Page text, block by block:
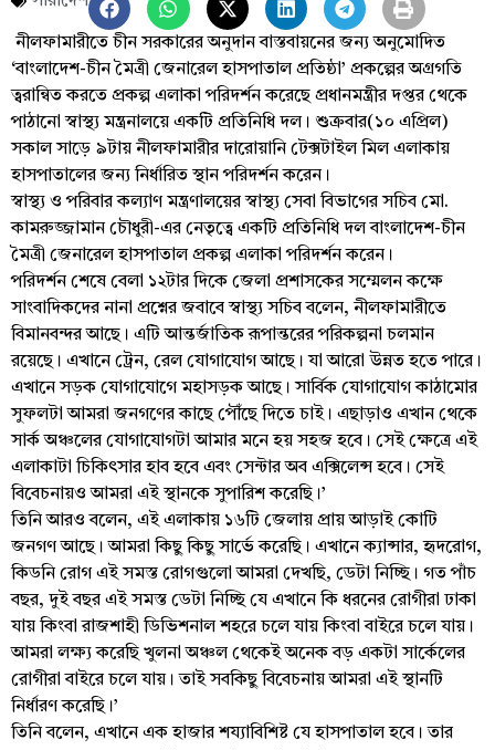
নীলফামারীতে চীন সরকারের অনুদান বাস্তবায়নের জন্য অনুমোদিত
‘বাংলাদেশ-চীন মৈত্রী জেনারেল হাসপাতাল প্রতিষ্ঠা’ প্রকল্পের অগ্রগতি
ত্বরান্বিত করতে প্রকল্প এলাকা পরিদর্শন করেছে প্রধানমন্ত্রীর দপ্তর থেকে
পাঠানো স্বাস্থ্য মন্ত্রনালয়ে একটি প্রতিনিধি দল। শুক্রবার(১০ এপ্রিল)
সকাল সাড়ে ৯টায় নীলফামারীর দারোয়ানি টেক্সটাইল মিল এলাকায়
হাসপাতালের জন্য নির্ধারিত স্থান পরিদর্শন করেন।
স্বাস্থ্য ও পরিবার কল্যাণ মন্ত্রণালয়ের স্বাস্থ্য সেবা বিভাগের সচিব মো.
কামরুজ্জামান চৌধুরী-এর নেতৃত্বে একটি প্রতিনিধি দল বাংলাদেশ-চীন
মৈত্রী জেনারেল হাসপাতাল প্রকল্প এলাকা পরিদর্শন করেন।
পরিদর্শন শেষে বেলা ১২টার দিকে জেলা প্রশাসকের সম্মেলন কক্ষে
সাংবাদিকদের নানা প্রশ্নের জবাবে স্বাস্থ্য সচিব বলেন, নীলফামারীতে
বিমানবন্দর আছে। এটি আন্তর্জাতিক রূপান্তরের পরিকল্পনা চলমান
রয়েছে। এখানে ট্রেন, রেল যোগাযোগ আছে। যা আরো উন্নত হতে পারে।
এখানে সড়ক যোগাযোগে মহাসড়ক আছে। সার্বিক যোগাযোগ কাঠামোর
সুফলটা আমরা জনগণের কাছে পৌঁছে দিতে চাই। এছাড়াও এখান থেকে
সার্ক অঞ্চলের যোগাযোগটা আমার মনে হয় সহজ হবে। সেই ক্ষেত্রে এই
এলাকাটা চিকিৎসার হাব হবে এবং সেন্টার অব এক্সিলেন্স হবে। সেই
বিবেচনায়ও আমরা এই স্থানকে সুপারিশ করেছি।’
তিনি আরও বলেন, এই এলাকায় ১৬টি জেলায় প্রায় আড়াই কোটি
জনগণ আছে। আমরা কিছু কিছু সার্ভে করেছি। এখানে ক্যান্সার, হৃদরোগ,
কিডনি রোগ এই সমস্ত রোগগুলো আমরা দেখছি, ডেটা নিচ্ছি। গত পাঁচ
বছর, দুই বছর এই সমস্ত ডেটা নিচ্ছি যে এখানে কি ধরনের রোগীরা ঢাকা
যায় কিংবা রাজশাহী ডিভিশনাল শহরে চলে যায় কিংবা বাইরে চলে যায়।
আমরা লক্ষ্য করেছি খুলনা অঞ্চল থেকেই অনেক বড় একটা সার্কেলের
রোগীরা বাইরে চলে যায়। তাই সবকিছু বিবেচনায় আমরা এই স্থানটি
নির্ধারণ করেছি।’
তিনি বলেন, এখানে এক হাজার শয্যাবিশিষ্ট যে হাসপাতাল হবে। তার